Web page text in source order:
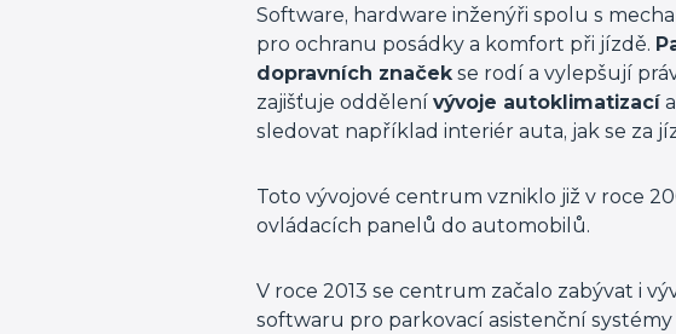
Software, hardware inženýři spolu s
pro ochranu posádky a komfort při jízdě.
dopravních značek se rodí a vylepšují
zajišťuje oddělení vývoje autoklimatizacía
sledovat například interiér auta, jak se za
Toto vývojové centrum vzniklo již v roce
ovládacích panelů do automobilů.
V roce 2013 se centrum začalo zabývat i
softwaru pro parkovací asistenční